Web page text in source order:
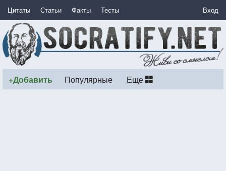
Цитаты Статьи Факты Тесты Вход
+Добавить Популярные Еще